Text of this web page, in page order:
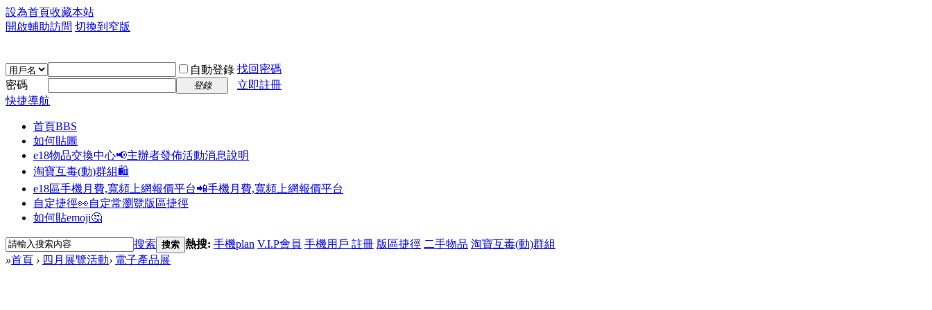
設為首頁收藏本站
開啟輔助訪問 切換到窄版
自動登錄 找回密碼
密碼
登錄
立即註冊
快捷導航
首頁BBS
如何貼圖
e18物品交換中心📢主辦者發佈活動消息說明
淘寶互毒(動)群組🛍️
e18區手機月費,寬頻上網報價平台📲手機月費,寬頻上網報價平台
自定捷徑👀自定常瀏覽版區捷徑
如何貼emoji🤔
搜索 搜索 熱搜: 手機plan V.I.P會員 手機用戶 註冊 版區捷徑 二手物品 淘寶互毒(動)群組
»首頁 › 四月展覽活動› 電子產品展